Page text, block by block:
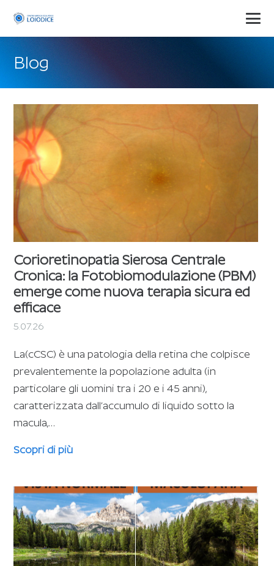
Blog
Corioretinopatia Sierosa Centrale
Cronica: la Fotobiomodulazione (PBM)
emerge come nuova terapia sicura ed
efficace
5.07.26
La(cCSC) è una patologia della retina che colpisce
prevalentemente la popolazione adulta (in
particolare gli uomini tra i 20 e i 45 anni),
caratterizzata dall’accumulo di liquido sotto la
macula,…
Scopri di più